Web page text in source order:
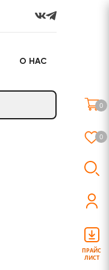
О НАС
0
0
ПРАЙС
ЛИСТ